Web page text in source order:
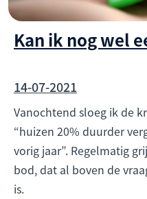
Kan ik nog wel
14-07-2021
Vanochtend sloeg ik de
“huizen 20% duurder
vorig jaar”. Regelmatig
bod, dat al boven de
is.